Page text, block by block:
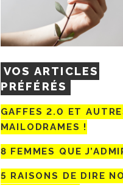
VOS ARTICLES
PRÉFÉRÉS
GAFFES 2.0 ET
MAILODRAMES !
8 FEMMES QUE
5 RAISONS DE DIRE